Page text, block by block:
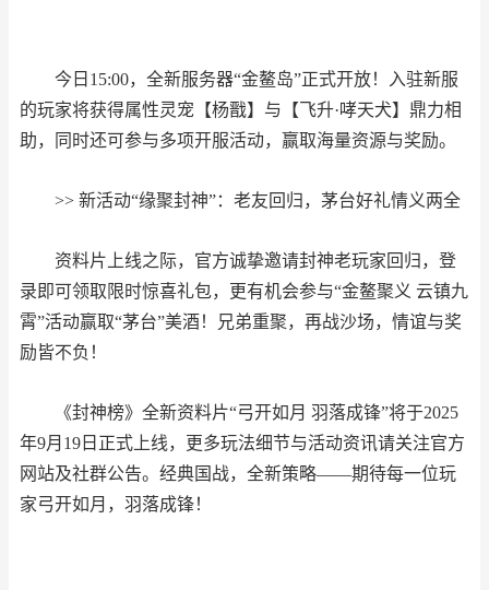
今日15:00，全新服务器“金鳌岛”正式开放！入驻新服
的玩家将获得属性灵宠【杨戬】与【飞升·哮天犬】鼎力相
助，同时还可参与多项开服活动，赢取海量资源与奖励。
>> 新活动“缘聚封神”：老友回归，茅台好礼情义两全
资料片上线之际，官方诚挚邀请封神老玩家回归，登
录即可领取限时惊喜礼包，更有机会参与“金鳌聚义 云镇九
霄”活动赢取“茅台”美酒！兄弟重聚，再战沙场，情谊与奖
励皆不负！
《封神榜》全新资料片“弓开如月 羽落成锋”将于2025
年9月19日正式上线，更多玩法细节与活动资讯请关注官方
网站及社群公告。经典国战，全新策略——期待每一位玩
家弓开如月，羽落成锋！